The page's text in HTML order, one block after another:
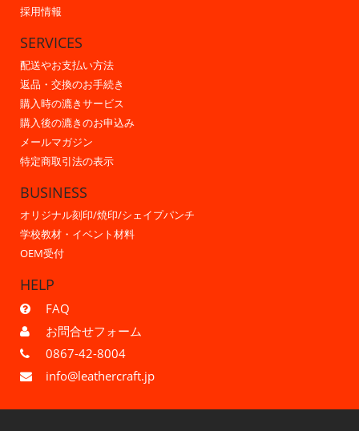
採用情報
SERVICES
配送やお支払い方法
返品・交換のお手続き
購入時の漉きサービス
購入後の漉きのお申込み
メールマガジン
特定商取引法の表示
BUSINESS
オリジナル刻印/焼印/シェイプパンチ
学校教材・イベント材料
OEM受付
HELP
FAQ
お問合せフォーム
0867-42-8004
info@leathercraft.jp